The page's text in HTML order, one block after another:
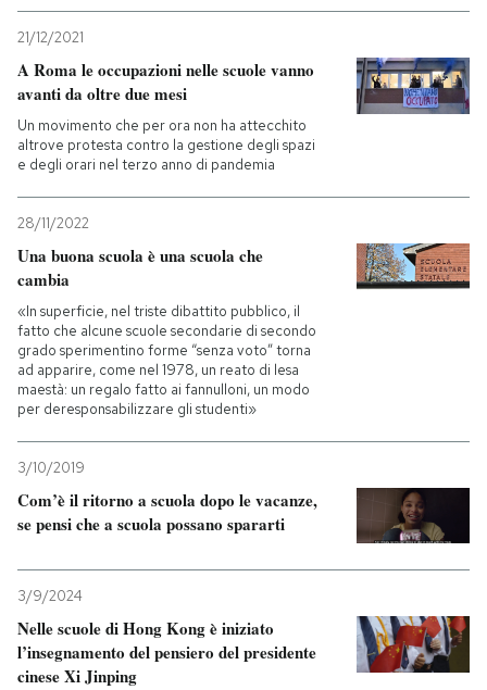
21/12/2021
A Roma le occupazioni nelle scuole vanno
avanti da oltre due mesi
Un movimento che per ora non ha attecchito
altrove protesta contro la gestione degli spazi
e degli orari nel terzo anno di pandemia
28/11/2022
Una buona scuola è una scuola che
cambia
«In superficie, nel triste dibattito pubblico, il
fatto che alcune scuole secondarie di secondo
grado sperimentino forme “senza voto” torna
ad apparire, come nel 1978, un reato di lesa
maestà: un regalo fatto ai fannulloni, un modo
per deresponsabilizzare gli studenti»
3/10/2019
Com’è il ritorno a scuola dopo le vacanze,
se pensi che a scuola possano spararti
3/9/2024
Nelle scuole di Hong Kong è iniziato
l’insegnamento del pensiero del presidente
cinese Xi Jinping